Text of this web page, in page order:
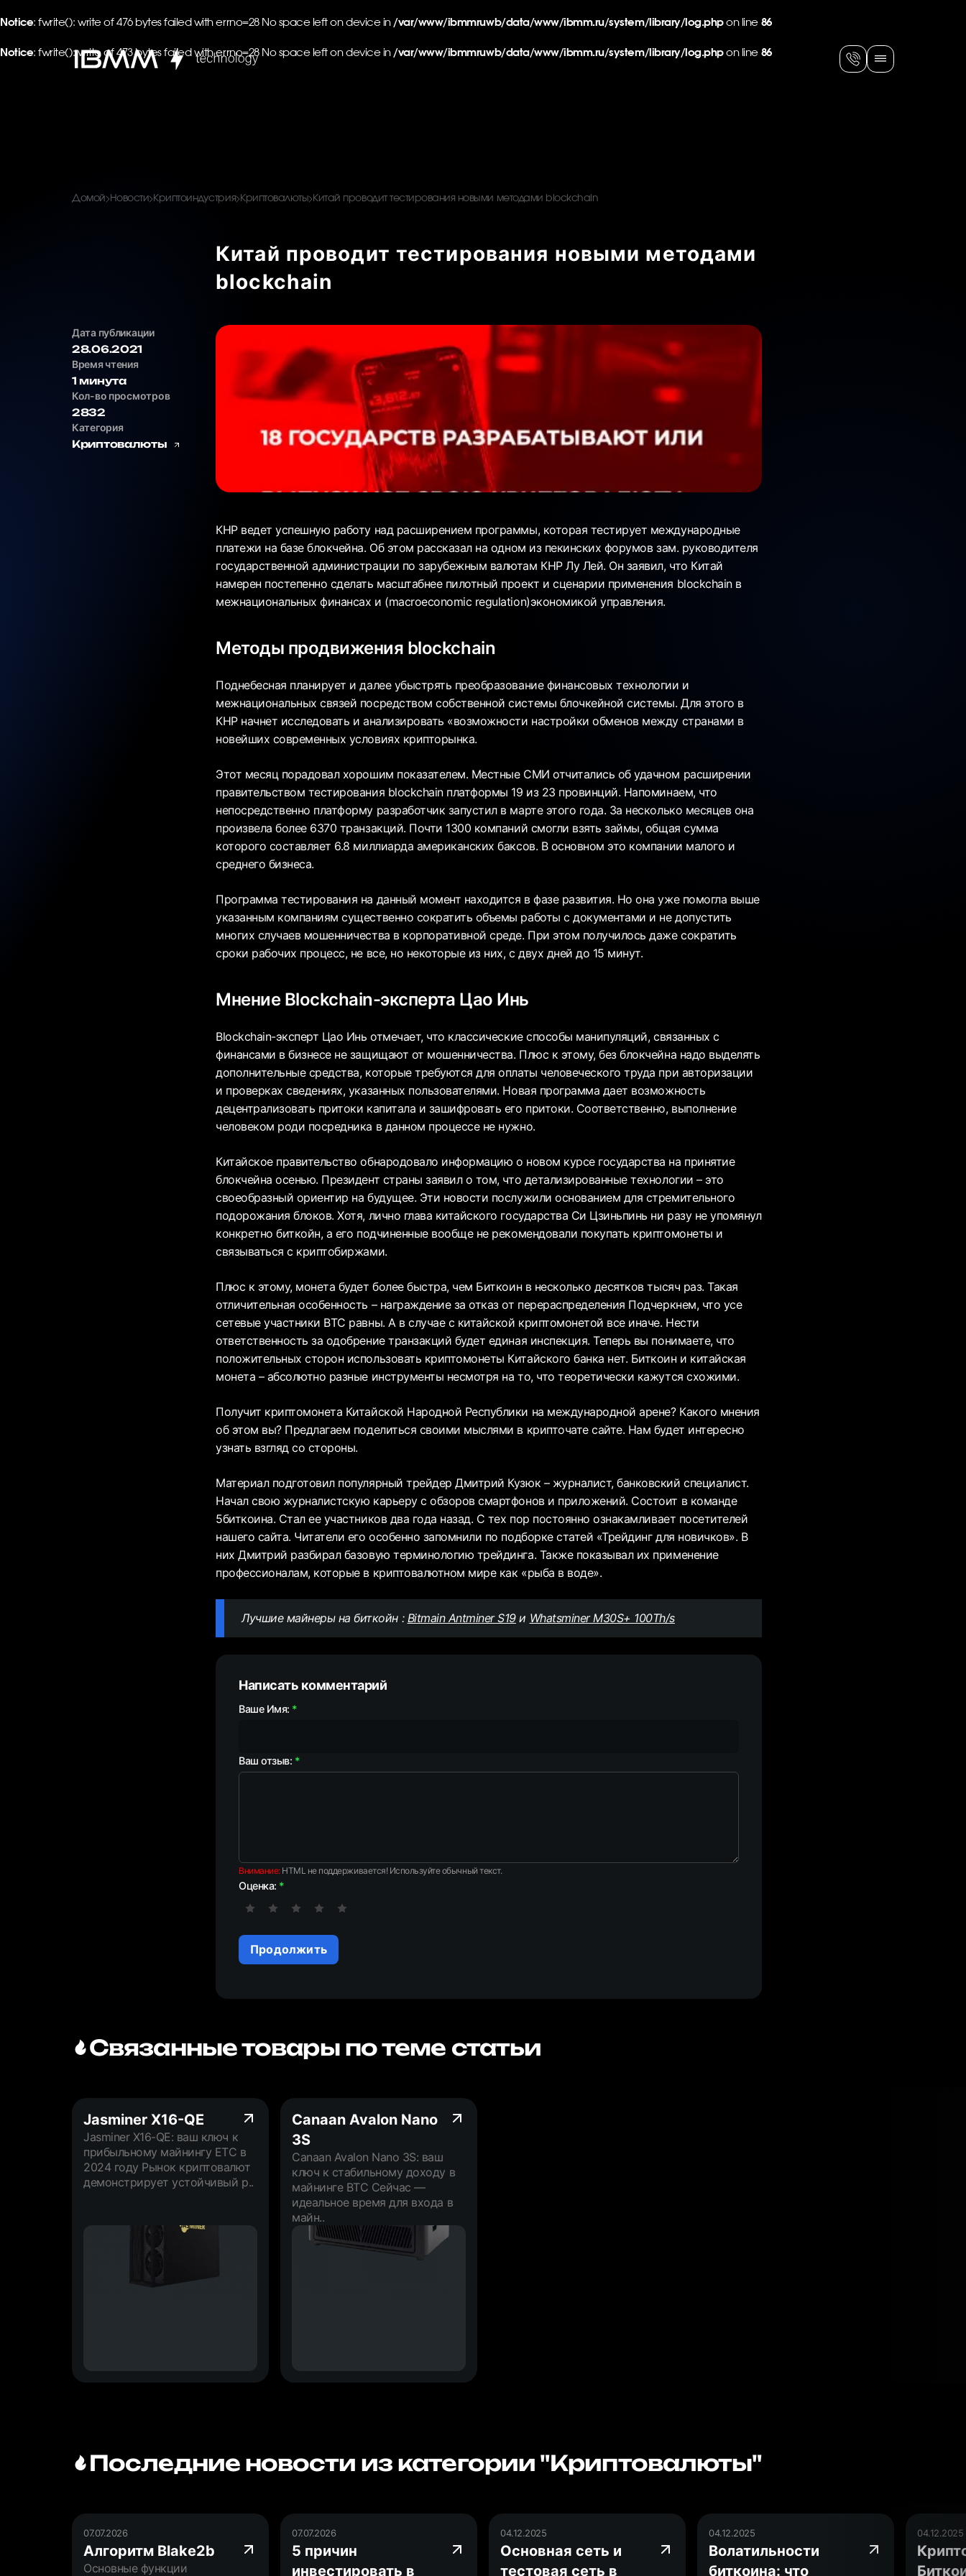
Notice: fwrite(): write of 476 bytes failed with errno=28 No space left on device in /var/www/ibmmruwb/data/www/ibmm.ru/system/library/log.phpon line 86
Notice: fwrite(): write of 473 bytes failed with errno=28 No space left on device in /var/www/ibmmruwb/data/www/ibmm.ru/system/library/log.phpon line 86
Домой Новости Криптоиндустрия Криптовалюты Китай проводит тестирования новыми методами blockchain
Китай проводит тестирования новыми методами
blockchain
Дата публикации
28.06.2021
Время чтения
1 минута
Кол-во просмотров
2832
Категория
Криптовалюты
КНР ведет успешную работу над расширением программы, которая тестирует международные
платежи на базе блокчейна. Об этом рассказал на одном из пекинских форумов зам. руководителя
государственной администрации по зарубежным валютам КНР Лу Лей. Он заявил, что Китай
намерен постепенно сделать масштабнее пилотный проект и сценарии применения blockchain в
межнациональных финансах и (macroeconomic regulation)экономикой управления.
Методы продвижения blockchain
Поднебесная планирует и далее убыстрять преобразование финансовых технологии и
межнациональных связей посредством собственной системы блочкейной системы. Для этого в
КНР начнет исследовать и анализировать «возможности настройки обменов между странами в
новейших современных условиях крипторынка.
Этот месяц порадовал хорошим показателем. Местные СМИ отчитались об удачном расширении
правительством тестирования blockchain платформы 19 из 23 провинций. Напоминаем, что
непосредственно платформу разработчик запустил в марте этого года. За несколько месяцев она
произвела более 6370 транзакций. Почти 1300 компаний смогли взять займы, общая сумма
которого составляет 6.8 миллиарда американских баксов. В основном это компании малого и
среднего бизнеса.
Программа тестирования на данный момент находится в фазе развития. Но она уже помогла выше
указанным компаниям существенно сократить объемы работы с документами и не допустить
многих случаев мошенничества в корпоративной среде. При этом получилось даже сократить
сроки рабочих процесс, не все, но некоторые из них, с двух дней до 15 минут.
Мнение Blockchain-эксперта Цао Инь
Blockchain-эксперт Цао Инь отмечает, что классические способы манипуляций, связанных с
финансами в бизнесе не защищают от мошенничества. Плюс к этому, без блокчейна надо выделять
дополнительные средства, которые требуются для оплаты человеческого труда при авторизации
и проверках сведениях, указанных пользователями. Новая программа дает возможность
децентрализовать притоки капитала и зашифровать его притоки. Соответственно, выполнение
человеком роди посредника в данном процессе не нужно.
Китайское правительство обнародовало информацию о новом курсе государства на принятие
блокчейна осенью. Президент страны заявил о том, что детализированные технологии – это
своеобразный ориентир на будущее. Эти новости послужили основанием для стремительного
подорожания блоков. Хотя, лично глава китайского государства Си Цзиньпинь ни разу не упомянул
конкретно биткойн, а его подчиненные вообще не рекомендовали покупать криптомонеты и
связываться с криптобиржами.
Плюс к этому, монета будет более быстра, чем Биткоин в несколько десятков тысяч раз. Такая
отличительная особенность – награждение за отказ от перераспределения Подчеркнем, что усе
сетевые участники ВТС равны. А в случае с китайской криптомонетой все иначе. Нести
ответственность за одобрение транзакций будет единая инспекция. Теперь вы понимаете, что
положительных сторон использовать криптомонеты Китайского банка нет. Биткоин и китайская
монета – абсолютно разные инструменты несмотря на то, что теоретически кажутся схожими.
Получит криптомонета Китайской Народной Республики на международной арене? Какого мнения
об этом вы? Предлагаем поделиться своими мыслями в крипточате сайте. Нам будет интересно
узнать взгляд со стороны.
Материал подготовил популярный трейдер Дмитрий Кузюк – журналист, банковский специалист.
Начал свою журналистскую карьеру с обзоров смартфонов и приложений. Состоит в команде
5биткоина. Стал ее участников два года назад. С тех пор постоянно ознакамливает посетителей
нашего сайта. Читатели его особенно запомнили по подборке статей «Трейдинг для новичков». В
них Дмитрий разбирал базовую терминологию трейдинга. Также показывал их применение
профессионалам, которые в криптовалютном мире как «рыба в воде».
Лучшие майнеры на биткойн : Bitmain Antminer S19и Whatsminer M30S+ 100Th/s
Написать комментарий
Ваше Имя:
Ваш отзыв:
Внимание:HTML не поддерживается! Используйте обычный текст.
Оценка:
Продолжить
Связанные товары по теме статьи
Jasminer X16-QE
Jasminer X16-QE: ваш ключ к
прибыльному майнингу ETC в
2024 году Рынок криптовалют
демонстрирует устойчивый р..
Canaan Avalon Nano
3S
Canaan Avalon Nano 3S: ваш
ключ к стабильному доходу в
майнинге BTC Сейчас —
идеальное время для входа в
майн..
Последние новости из категории "Криптовалюты"
07.07.2026
Алгоритм Blake2b
Основные функции
07.07.2026
5 причин
инвестировать в
04.12.2025
Основная сеть и
тестовая сеть в
04.12.2025
Волатильности
биткоина: что
04.12.2025